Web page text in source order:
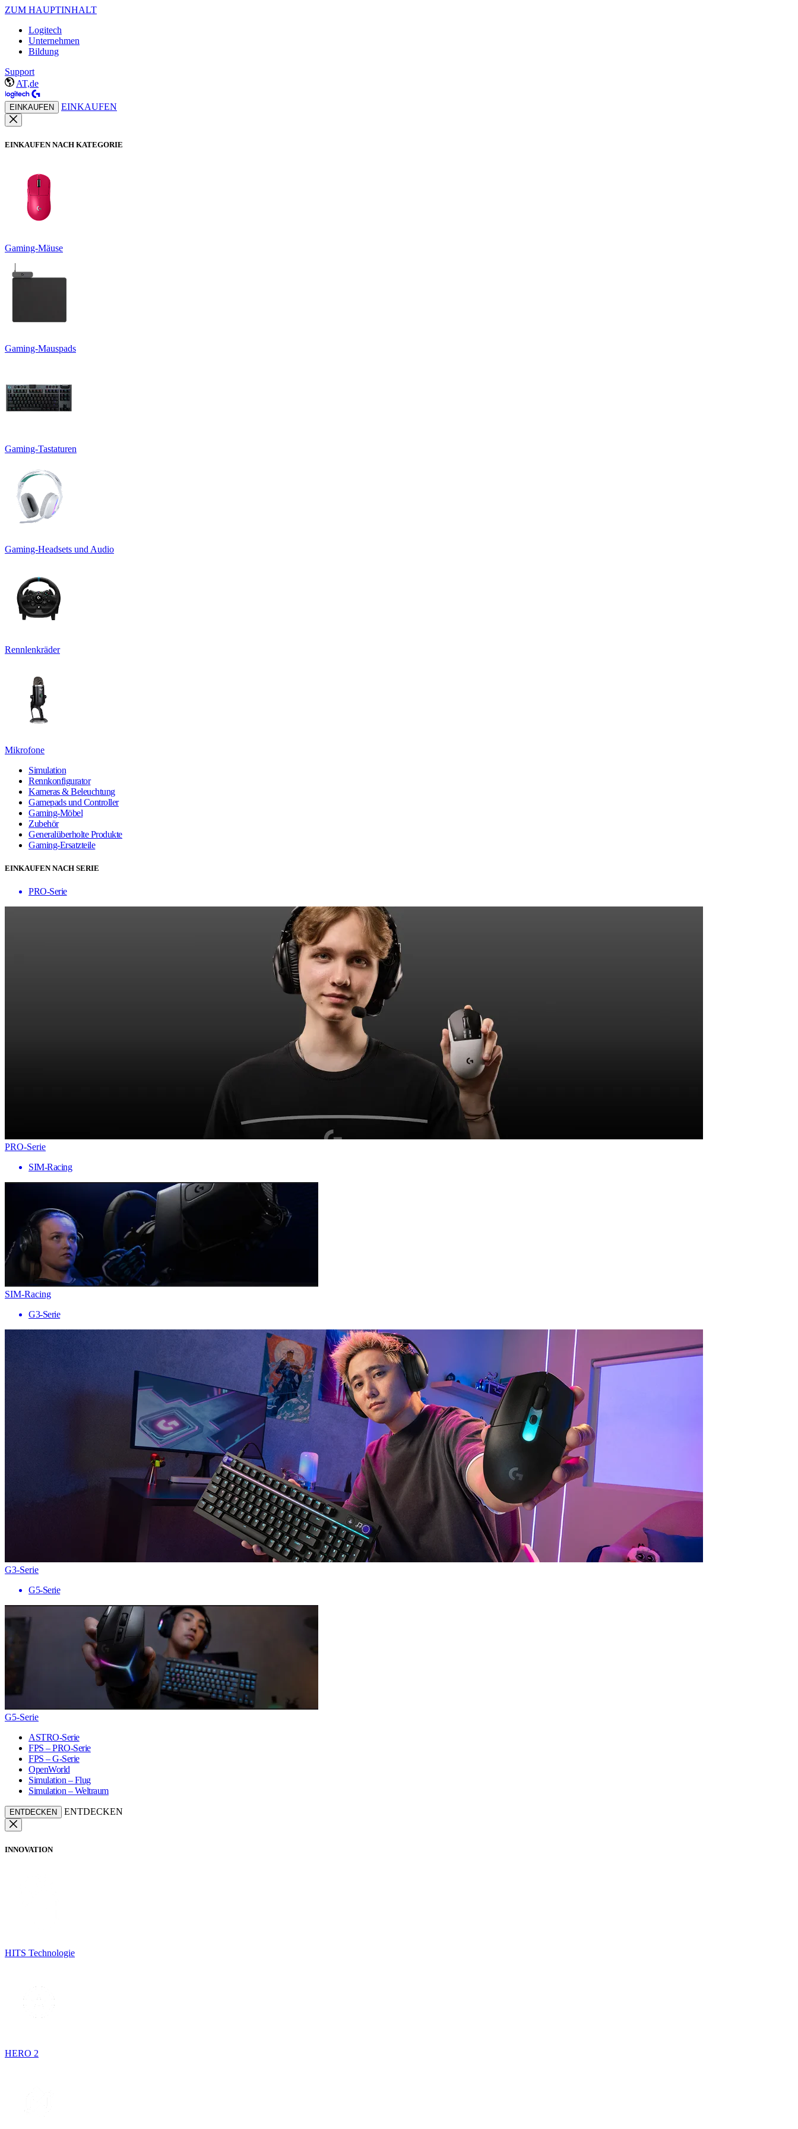
ZUM HAUPTINHALT
Logitech
Unternehmen
Bildung
Support
AT,de
EINKAUFEN EINKAUFEN
EINKAUFEN NACH KATEGORIE
Gaming-Mäuse
Gaming-Mauspads
Gaming-Tastaturen
Gaming-Headsets und Audio
Rennlenkräder
Mikrofone
Simulation
Rennkonfigurator
Kameras & Beleuchtung
Gamepads und Controller
Gaming-Möbel
Zubehör
Generalüberholte Produkte
Gaming-Ersatzteile
EINKAUFEN NACH SERIE
PRO-Serie
PRO-Serie
SIM-Racing
SIM-Racing
G3-Serie
G3-Serie
G5-Serie
G5-Serie
ASTRO-Serie
FPS – PRO-Serie
FPS – G-Serie
OpenWorld
Simulation – Flug
Simulation – Weltraum
ENTDECKEN ENTDECKEN
INNOVATION
HITS Technologie
HERO 2